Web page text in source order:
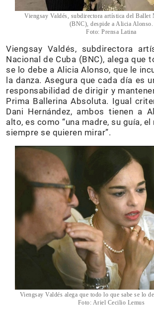
Viengsay Valdés, subdirectora artística del Ballet
(BNC), despide a Alicia Alonso.
Foto: Prensa Latina
Viengsay Valdés, subdirectora
Nacional de Cuba (BNC), alega que
se lo debe a Alicia Alonso, que le
la danza. Asegura que cada día es
responsabilidad de dirigir y
Prima Ballerina Absoluta. Igual
Dani Hernández, ambos tienen a
alto, es como “una madre, su guía,
siempre se quieren mirar”.
Viengsay Valdés alega que todo lo que sabe se lo
Foto: Ariel Cecilio Lemus